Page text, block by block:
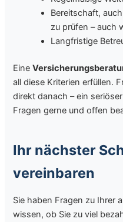
Bereitschaft,
zu prüfen – auch
Langfristige
Eine
all diese Kriterien erfüllen.
direkt danach – ein
Fragen gerne und offen
Ihr nächster
vereinbaren
Sie haben Fragen zu Ihrer
wissen, ob Sie zu viel